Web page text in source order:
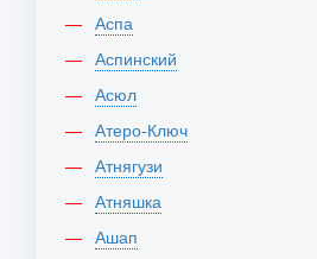
Аспа
Аспинский
Асюл
Атеро-Ключ
Атнягузи
Атняшка
Ашап